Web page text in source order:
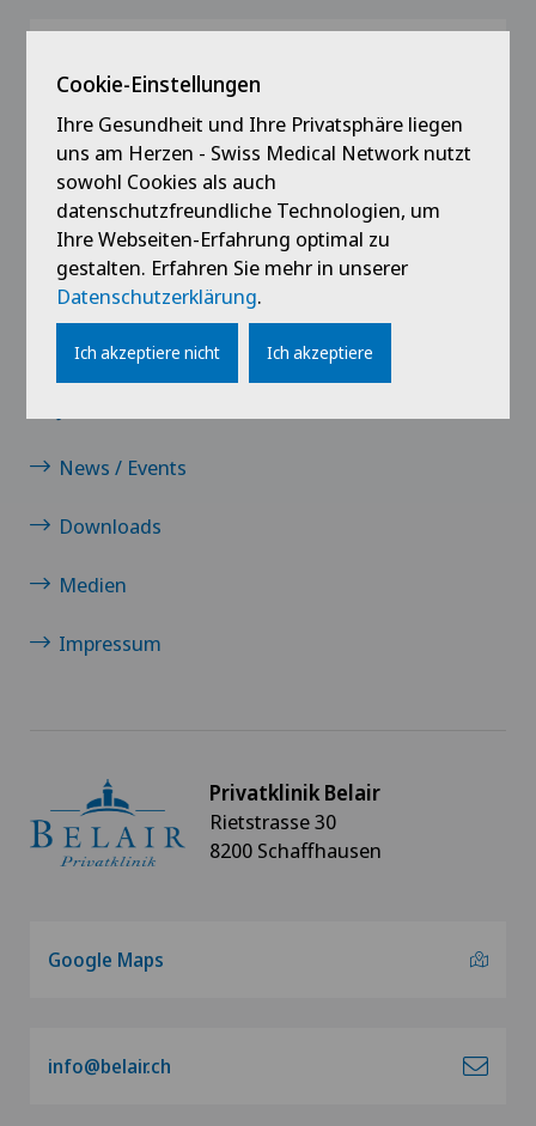
Links
Kontakt
News / Events
Downloads
Medien
Impressum
Privatklinik Belair
Rietstrasse 30
8200 Schaffhausen
Google Maps
info@belair.ch
Cookie-Einstellungen
Ihre Gesundheit und Ihre Privatsphäre liegen
uns am Herzen - Swiss Medical Network nutzt
sowohl Cookies als auch
datenschutzfreundliche Technologien, um
Ihre Webseiten-Erfahrung optimal zu
gestalten. Erfahren Sie mehr in unserer
Datenschutzerklärung.
Ich akzeptiere nicht Ich akzeptiere